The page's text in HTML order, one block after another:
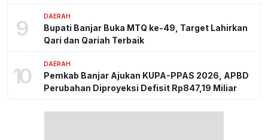
9 DAERAH
Bupati Banjar Buka MTQ ke-49, Target Lahirkan
Qari dan Qariah Terbaik
10 DAERAH
Pemkab Banjar Ajukan KUPA-PPAS 2026, APBD
Perubahan Diproyeksi Defisit Rp847,19 Miliar